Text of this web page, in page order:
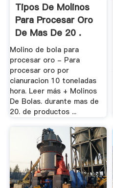
Tipos De Molinos
Para Procesar Oro
De Mas De 20 .
Molino de bola para
procesar oro - Para
procesar oro por
cianuracion 10 toneladas
hora. Leer más + Molinos
De Bolas. durante mas de
20. de productos ...